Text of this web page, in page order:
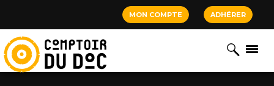
MON COMPTE ADHÉRER
Cookies management panel